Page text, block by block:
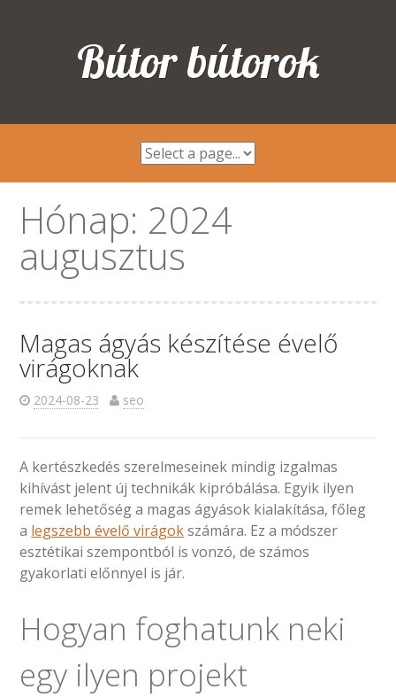
Bútor bútorok
Hónap: 2024
augusztus
Magas ágyás készítése évelő
virágoknak
2024-08-23 seo
A kertészkedés szerelmeseinek mindig izgalmas
kihívást jelent új technikák kipróbálása. Egyik ilyen
remek lehetőség a magas ágyások kialakítása, főleg
a legszebb évelő virágokszámára. Ez a módszer
esztétikai szempontból is vonzó, de számos
gyakorlati előnnyel is jár.
Hogyan foghatunk neki
egy ilyen projekt